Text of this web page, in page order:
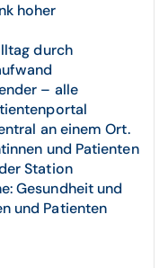
hoher
durch
– alle
an einem Ort.
und Patienten
Station
Gesundheit und
und Patienten